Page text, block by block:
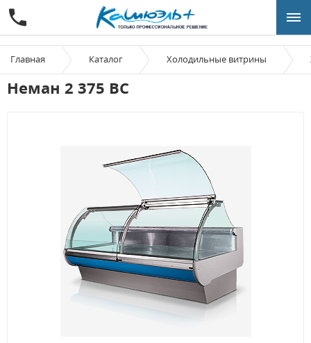
Главная Каталог Холодильные витрины
Неман 2 375 ВС